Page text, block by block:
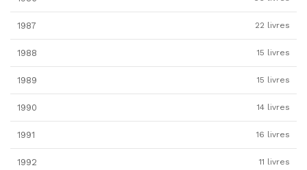
1987 22 livres
1988 15 livres
1989 15 livres
1990 14 livres
1991 16 livres
1992 11 livres